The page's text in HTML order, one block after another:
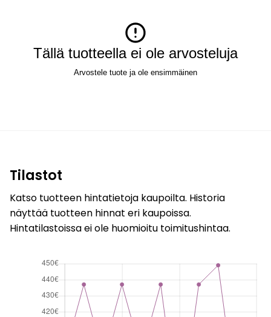
Tällä tuotteella ei ole arvosteluja
Arvostele tuote ja ole ensimmäinen
Tilastot
Katso tuotteen hintatietoja kaupoilta. Historia
näyttää tuotteen hinnat eri kaupoissa.
Hintatilastoissa ei ole huomioitu toimitushintaa.